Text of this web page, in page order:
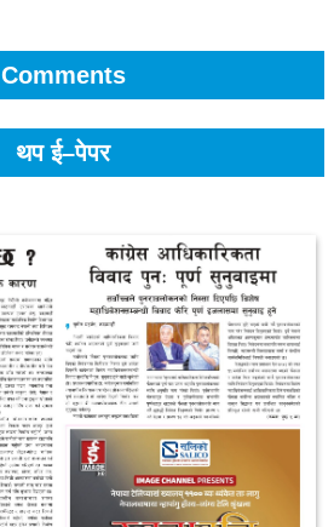
Comments
थप ई–पेपर